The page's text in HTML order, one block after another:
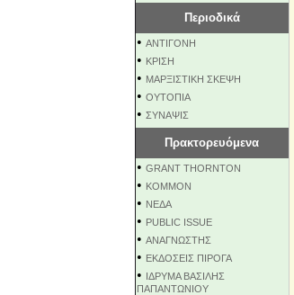
Περιοδικά
• ΑΝΤΙΓΟΝΗ
• ΚΡΙΣΗ
• ΜΑΡΞΙΣΤΙΚΗ ΣΚΕΨΗ
• ΟΥΤΟΠΙΑ
• ΣΥΝΑΨΙΣ
Πρακτορευόμενα
• GRANT THORNTON
• KOMMON
• NEΔΑ
• PUBLIC ISSUE
• ΑΝΑΓΝΩΣΤΗΣ
• ΕΚΔΟΣΕΙΣ ΠΙΡΟΓΑ
• ΙΔΡΥΜΑ ΒΑΣΙΛΗΣ
ΠΑΠΑΝΤΩΝΙΟΥ